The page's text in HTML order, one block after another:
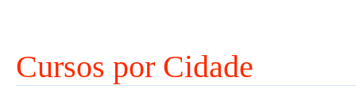
Cursos por Cidade